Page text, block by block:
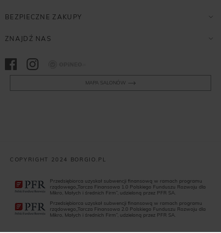
BEZPIECZNE ZAKUPY
ZNAJDŹ NAS
MAPA SALONÓW
COPYRIGHT 2024 BORGIO.PL
Przedsiębiorca uzyskał subwencji finansową w ramach programu
rządowego„Tarcza Finansowa 1.0 Polskiego Funduszu Rozwoju dla
Mikro, Małych i średnich Firm”, udzieloną przez PFR SA.
Przedsiębiorca uzyskał subwencji finansową w ramach programu
rządowego„Tarcza Finansowa 2.0 Polskiego Funduszu Rozwoju dla
Mikro, Małych i średnich Firm”, udzieloną przez PFR SA.